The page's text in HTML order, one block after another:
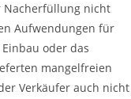
Nacherfüllung nicht
Aufwendungen für
oder das
mangelfreien
Verkäufer auch nicht